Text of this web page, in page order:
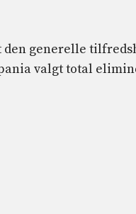
den generelle
valgt total